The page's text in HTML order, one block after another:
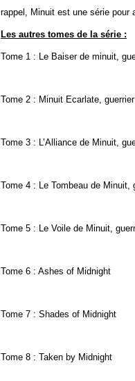
rappel, Minuit est une série pour
Les autres tomes de la série :
Tome 1 : Le Baiser de minuit,
Tome 2 : Minuit Ecarlate,
Tome 3 : L’Alliance de Minuit,
Tome 4 : Le Tombeau de Minuit,
Tome 5 : Le Voile de Minuit,
Tome 6 : Ashes of Midnight
Tome 7 : Shades of Midnight
Tome 8 : Taken by Midnight